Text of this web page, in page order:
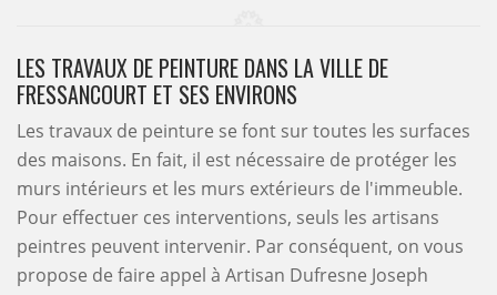
LES TRAVAUX DE PEINTURE DANS LA VILLE DE
FRESSANCOURT ET SES ENVIRONS
Les travaux de peinture se font sur toutes les surfaces
des maisons. En fait, il est nécessaire de protéger les
murs intérieurs et les murs extérieurs de l'immeuble.
Pour effectuer ces interventions, seuls les artisans
peintres peuvent intervenir. Par conséquent, on vous
propose de faire appel à Artisan Dufresne Joseph